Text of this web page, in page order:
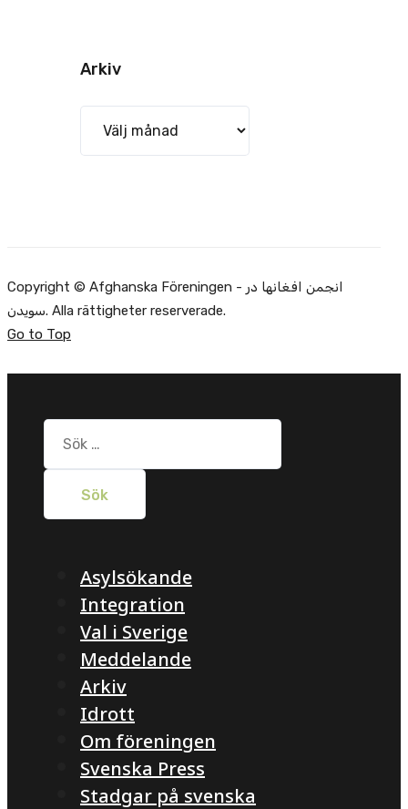
Arkiv
Copyright © Afghanska Föreningen - انجمن افغانها در
سویدن. Alla rättigheter reserverade.
Go to Top
Sök
efter:
Asylsökande
Integration
Val i Sverige
Meddelande
Arkiv
Idrott
Om föreningen
Svenska Press
Stadgar på svenska